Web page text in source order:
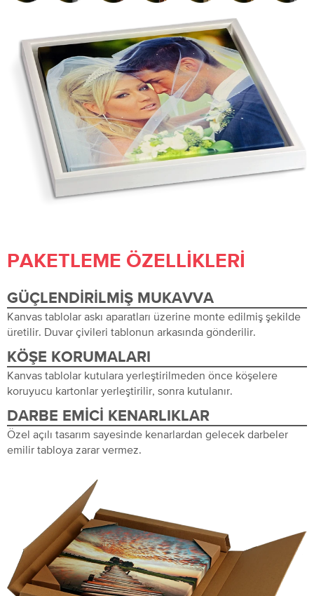
PAKETLEME ÖZELLIKLERI
GÜÇLENDIRILMIŞ MUKAVVA
Kanvas tablolar askı aparatları üzerine monte edilmiş şekilde
üretilir. Duvar çivileri tablonun arkasında gönderilir.
KÖŞE KORUMALARI
Kanvas tablolar kutulara yerleştirilmeden önce köşelere
koruyucu kartonlar yerleştirilir, sonra kutulanır.
DARBE EMICI KENARLIKLAR
Özel açılı tasarım sayesinde kenarlardan gelecek darbeler
emilir tabloya zarar vermez.